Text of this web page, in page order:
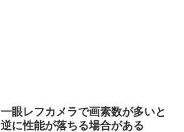
一眼レフカメラで画素数が多いと
逆に性能が落ちる場合がある